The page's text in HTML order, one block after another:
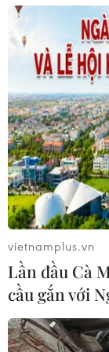
vietnamplus.vn
Lần đầu Cà
cầu gắn với